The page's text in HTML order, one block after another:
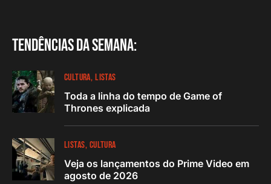
Tendências da semana:
CULTURA LISTAS
Toda a linha do tempo de Game of
Thrones explicada
LISTAS CULTURA
Veja os lançamentos do Prime Video em
agosto de 2026